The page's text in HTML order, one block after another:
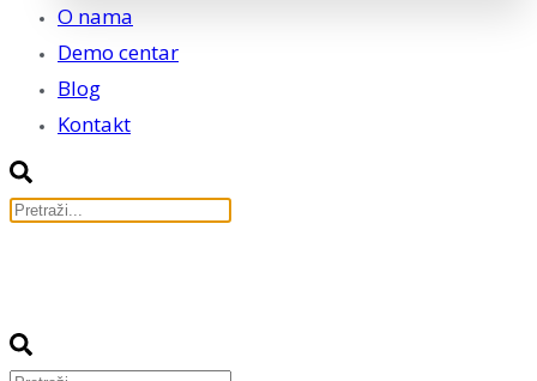
O nama
Demo centar
Blog
Kontakt